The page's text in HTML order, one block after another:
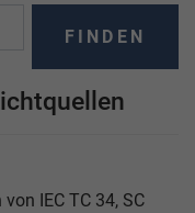
FINDEN
IEC TC 34, SC